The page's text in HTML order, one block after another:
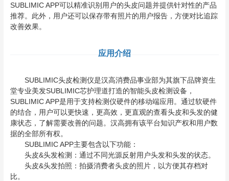
SUBLIMIC APP可以精准识别用户的头皮问题并提供针对性的产品
推荐。此外，用户还可以保存带有照片的用户报告，方便对比追踪
改善效果。
应用介绍
SUBLIMIC头皮检测仪是汉高消费品事业部为其旗下品牌资生
堂专业美发SUBLIMIC芯护理道打造的智能头皮检测设备，
SUBLIMIC APP是用于支持检测仪硬件的移动端应用。通过软硬件
的结合，用户可以更快速，更高效，更直观的查看头皮和头发的健
康状态，了解需要改善的问题。汉高拥有该平台知识产权和用户数
据的全部所有权。
SUBLIMIC APP主要包含以下功能：
头皮&头发检测：通过不同光源反射用户头发和头发的状态。
头皮&头发拍照：拍摄消费者头皮的照片，以方便其存档对
比。